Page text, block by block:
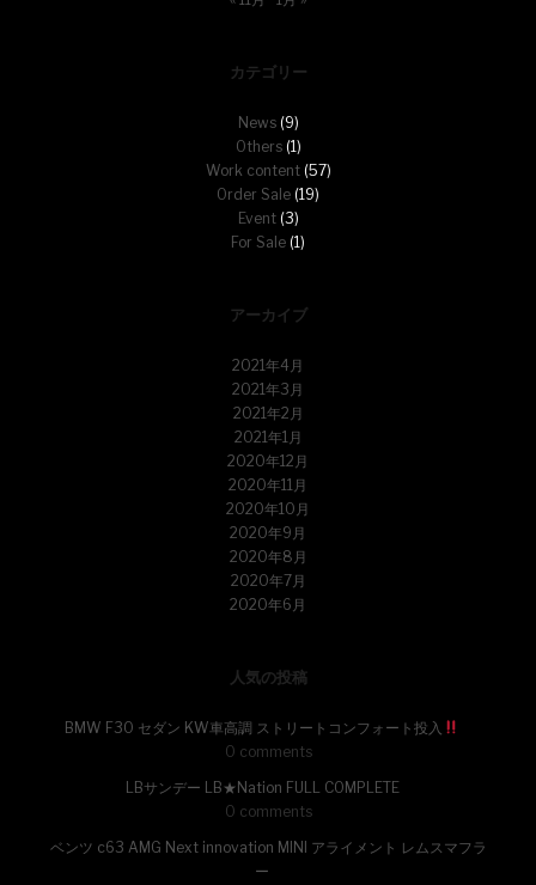
カテゴリー
News(9)
Others(1)
Work content(57)
Order Sale (19)
Event(3)
For Sale (1)
アーカイブ
2021年4月
2021年3月
2021年2月
2021年1月
2020年12月
2020年11月
2020年10月
2020年9月
2020年8月
2020年7月
2020年6月
人気の投稿
BMW F30 セダン KW車高調 ストリートコンフォート投入
0 comments
LBサンデー LB★Nation FULL COMPLETE
0 comments
ベンツ c63 AMG Next innovation MINI アライメント レムスマフラ
ー